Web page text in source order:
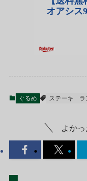
ぐるめ ステーキ ラ
よか